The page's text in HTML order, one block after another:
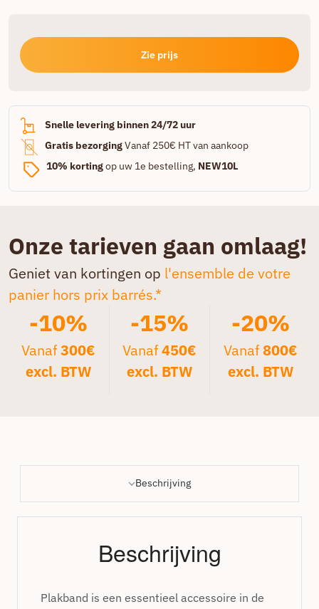
Zie prijs
Snelle levering binnen 24/72 uur
Gratis bezorgingVanaf 250€ HT van aankoop
10% kortingop uw 1e bestelling, NEW10L
Onze tarieven gaan omlaag!
Geniet van kortingen op l'ensemble de votre
panier hors prix barrés.*
-10%
Vanaf300€
excl. BTW
-15%
Vanaf450€
excl. BTW
-20%
Vanaf800€
excl. BTW
Beschrijving
Beschrijving
Plakband is een essentieel accessoire in de